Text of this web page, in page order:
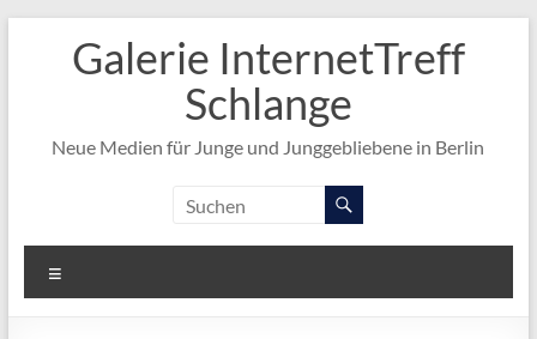
springenGalerie InternetTreff
Schlange
Neue Medien für Junge und Junggebliebene in Berlin